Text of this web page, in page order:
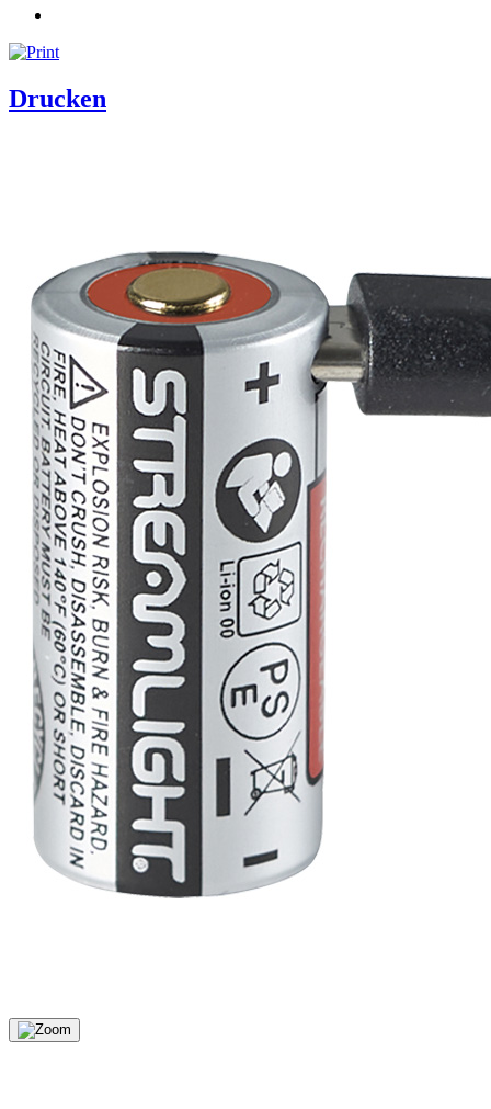
Drucken